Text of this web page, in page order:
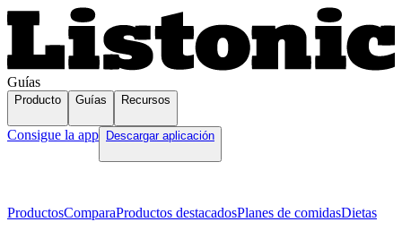
Guías
Producto Guías Recursos
Consigue la app Descargar aplicación
ProductosComparaProductos destacadosPlanes de comidasDietas